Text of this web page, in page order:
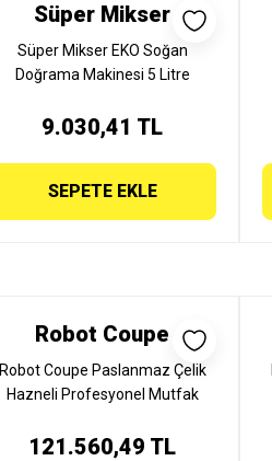
Süper Mikser
Süper Mikser EKO Soğan
Doğrama Makinesi 5 Litre
9.030,41 TL
SEPETE EKLE
Robot Coupe
Robot Coupe Paslanmaz Çelik
Hazneli Profesyonel Mutfak
121.560,49 TL